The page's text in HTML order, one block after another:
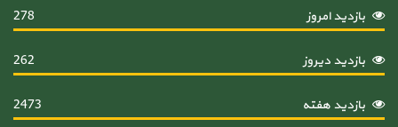
بازدید امروز
278
بازدید دیروز 262
بازدید هفته 2473